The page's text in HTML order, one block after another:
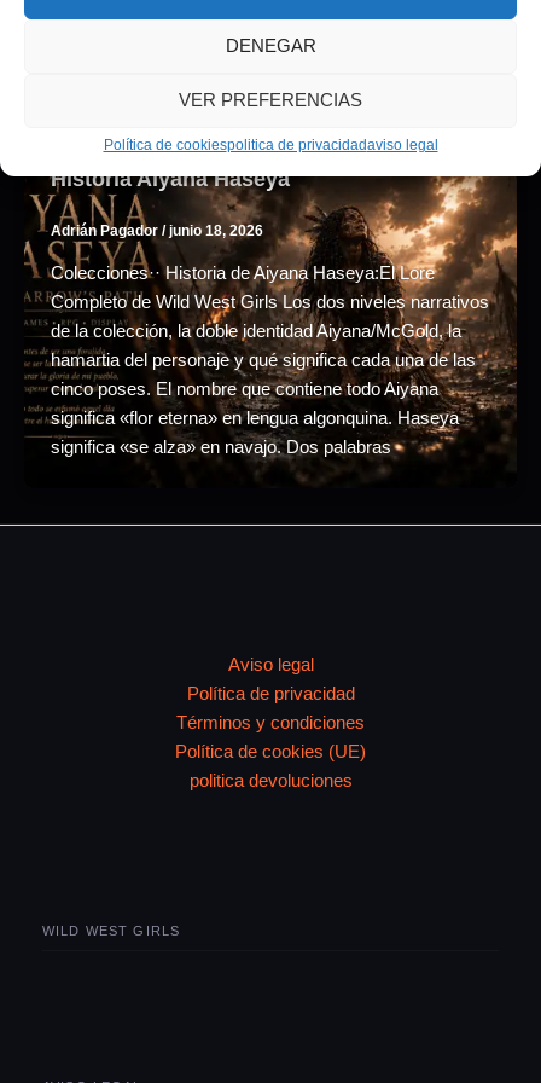
DENEGAR
VER PREFERENCIAS
Política de cookiespolitica de privacidadaviso legal
recibió la
Colecciones
Historia Aiyana Haseya
Adrián Pagador /junio 18, 2026
Colecciones·· Historia de Aiyana Haseya:El Lore
Completo de Wild West Girls Los dos niveles narrativos
de la colección, la doble identidad Aiyana/McGold, la
hamartia del personaje y qué significa cada una de las
cinco poses. El nombre que contiene todo Aiyana
significa «flor eterna» en lengua algonquina. Haseya
significa «se alza» en navajo. Dos palabras
Aviso legal
Política de privacidad
Términos y condiciones
Política de cookies (UE)
politica devoluciones
WILD WEST GIRLS